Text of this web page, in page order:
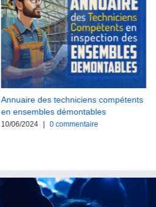
Annuaire des techniciens compétents
en ensembles démontables
10/06/2024 0 commentaire